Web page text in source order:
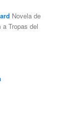
Novela de
Tropas del